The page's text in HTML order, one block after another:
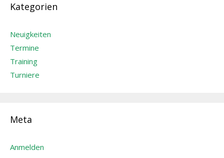
Kategorien
Neuigkeiten
Termine
Training
Turniere
Meta
Anmelden